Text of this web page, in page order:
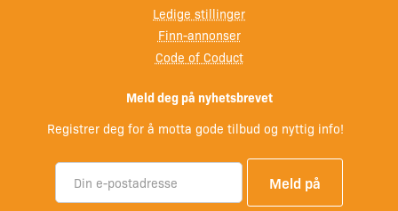
Ledige stillinger
Finn-annonser
Code of Coduct
Meld deg på nyhetsbrevet
Registrer deg for å motta gode tilbud og nyttig info!